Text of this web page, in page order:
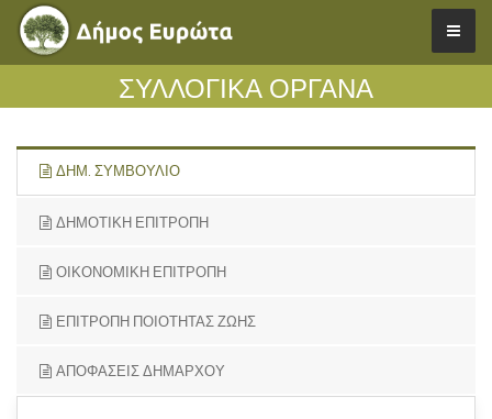
ΣΥΛΛΟΓΙΚΑ ΟΡΓΑΝΑ
ΔΗΜ. ΣΥΜΒΟΥΛΙΟ
ΔΗΜΟΤΙΚΗ ΕΠΙΤΡΟΠΗ
ΟΙΚΟΝΟΜΙΚΗ ΕΠΙΤΡΟΠΗ
ΕΠΙΤΡΟΠΗ ΠΟΙΟΤΗΤΑΣ ΖΩΗΣ
ΑΠΟΦΑΣΕΙΣ ΔΗΜΑΡΧΟΥ